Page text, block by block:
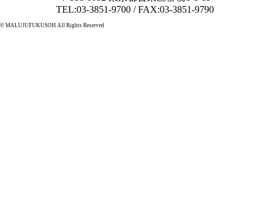
TEL:03-3851-9700 / FAX:03-3851-9790
© MALUJUFUKUSOH All Rights Reserved